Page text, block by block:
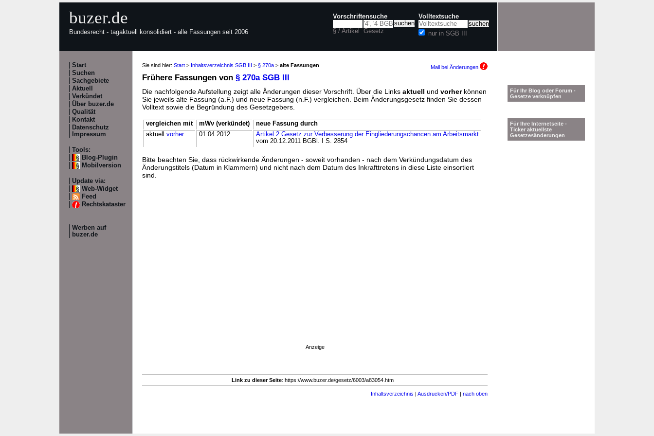
buzer.de
Bundesrecht - tagaktuell konsolidiert - alle Fassungen seit 2006
Vorschriftensuche
§ / Artikel Gesetz
Volltextsuche
nur in SGB III
Start
Suchen
Sachgebiete
Aktuell
Verkündet
Über buzer.de
Qualität
Kontakt
Datenschutz
Impressum
Tools:
Blog-Plugin
Mobilversion
Update via:
Web-Widget
Feed
Rechtskataster
Werben auf
buzer.de
Sie sind hier: Start > Inhaltsverzeichnis SGB III > § 270a > alte Fassungen Mail bei Änderungen
Frühere Fassungen von § 270a SGB III
Die nachfolgende Aufstellung zeigt alle Änderungen dieser Vorschrift. Über die Links aktuell und vorherkönnen
Sie jeweils alte Fassung (a.F.) und neue Fassung (n.F.) vergleichen. Beim Änderungsgesetz finden Sie dessen
Volltext sowie die Begründung des Gesetzgebers.
vergleichen mit mWv (verkündet)
neue Fassung durch
aktuell vorher 01.04.2012
Artikel 2 Gesetz zur Verbesserung der Eingliederungschancen am Arbeitsmarkt
vom 20.12.2011 BGBl. I S. 2854
Bitte beachten Sie, dass rückwirkende Änderungen - soweit vorhanden - nach dem Verkündungsdatum des
Änderungstitels (Datum in Klammern) und nicht nach dem Datum des Inkrafttretens in diese Liste einsortiert
sind.
Anzeige
Link zu dieser Seite: https://www.buzer.de/gesetz/6003/a83054.htm
Inhaltsverzeichnis | Ausdrucken/PDF | nach oben
Für Ihr Blog oder Forum -
Gesetze verknüpfen
Für Ihre Internetseite -
Ticker aktuellste
Gesetzesänderungen